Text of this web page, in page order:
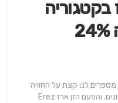
בקטגוריה
לנו קצת על החוויה
האישית שלהם עם זני קנאביס רפואי שונים. והפעם הזן ארז Erez